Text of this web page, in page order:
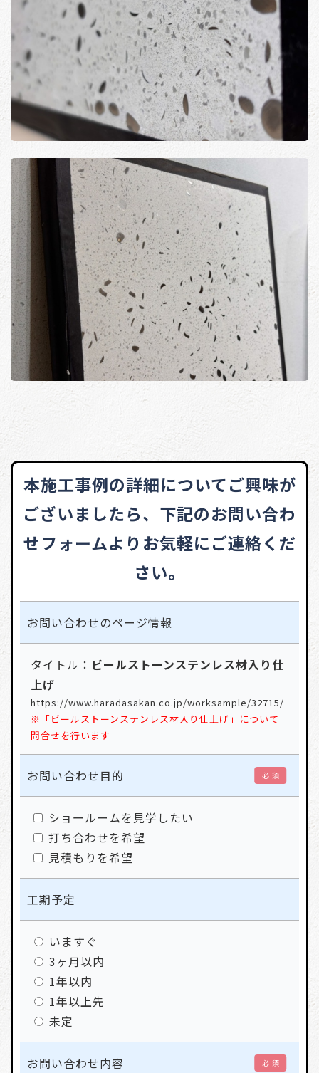
本施工事例の詳細についてご興味が
ございましたら、 下記のお問い合わ
せフォームよりお気軽にご連絡くだ
さい。
お問い合わせのページ情報
タイトル： ビールストーンステンレス材入り仕
上げ
https://www.haradasakan.co.jp/worksample/32715/
※「ビールストーンステンレス材入り仕上げ」について
問合せを行います
お問い合わせ目的 必 須
ショールームを見学したい
打ち合わせを希望
見積もりを希望
工期予定
いますぐ
3ヶ月以内
1年以内
1年以上先
未定
お問い合わせ内容 必 須